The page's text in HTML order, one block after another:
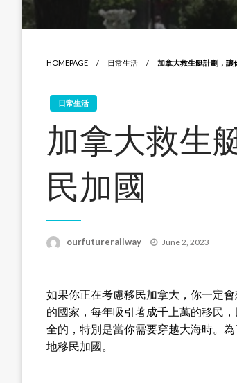
HOMEPAGE 日常生活 加拿大救生艇計劃，讓
日常生活
加拿大救生
民加國
ourfuturerailway
Posted
June 2, 2023
如果你正在考慮移民加拿大，你一定
的國家，每年吸引著成千上萬的移民
全的，特別是當你需要穿越大海時。
地移民加國。